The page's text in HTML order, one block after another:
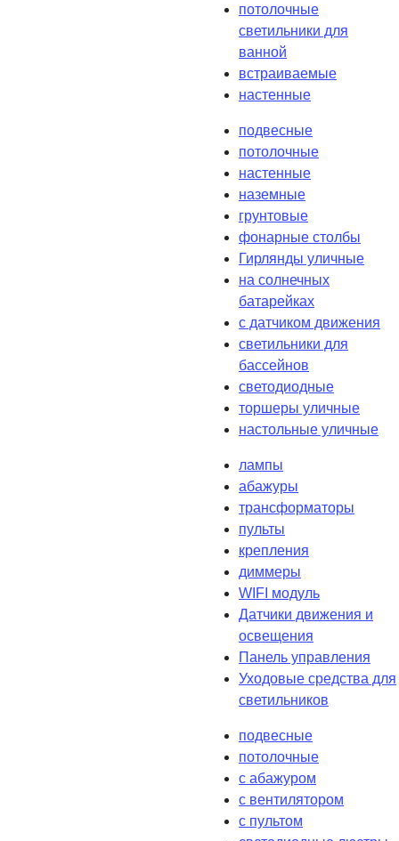
потолочные
светильники для
ванной
встраиваемые
настенные
подвесные
потолочные
настенные
наземные
грунтовые
фонарные столбы
Гирлянды уличные
на солнечных
батарейках
с датчиком движения
светильники для
бассейнов
светодиодные
торшеры уличные
настольные уличные
лампы
абажуры
трансформаторы
пульты
крепления
диммеры
WIFI модуль
Датчики движения и
освещения
Панель управления
Уходовые средства для
светильников
подвесные
потолочные
с абажуром
с вентилятором
с пультом